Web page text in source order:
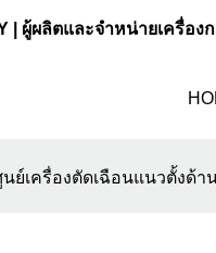
| ผู้ผลิตและจำหน่ายเครื่อง
ย์เครื่องตัดเฉือนแนวตั้งด้